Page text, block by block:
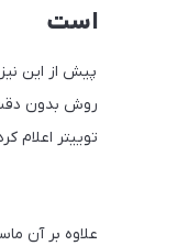
است
پیش از این
روش بدون
توییتر اعلام
علاوه بر آن